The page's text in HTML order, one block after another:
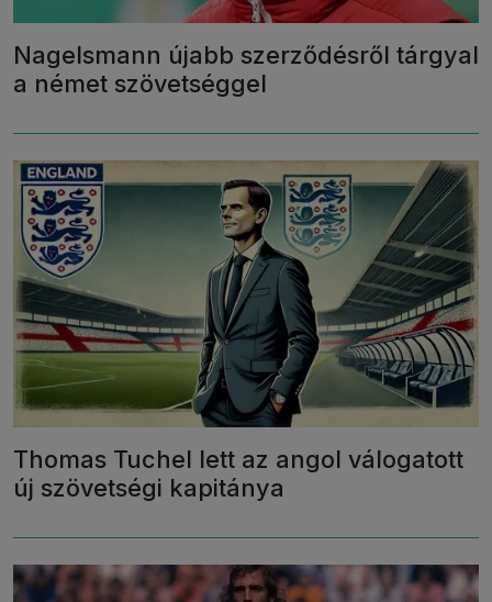
Nagelsmann újabb szerződésről tárgyal
a német szövetséggel
Thomas Tuchel lett az angol válogatott
új szövetségi kapitánya